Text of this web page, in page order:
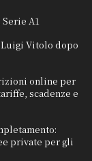
A1
Vitolo dopo
online per
scadenze e
private per gli